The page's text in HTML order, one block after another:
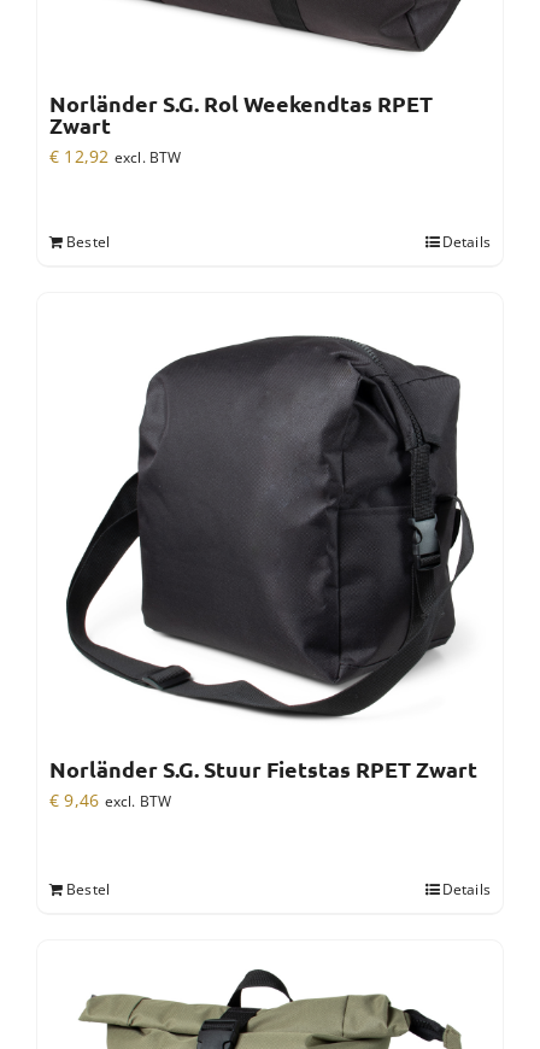
Norländer S.G. Rol Weekendtas RPET
Zwart
€ 12,92 excl. BTW
Bestel Details
Norländer S.G. Stuur Fietstas RPET Zwart
€ 9,46 excl. BTW
Bestel Details